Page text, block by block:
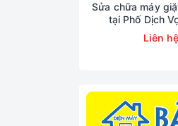
Sửa chữa máy
tại Phố Dịch
Liên hệ